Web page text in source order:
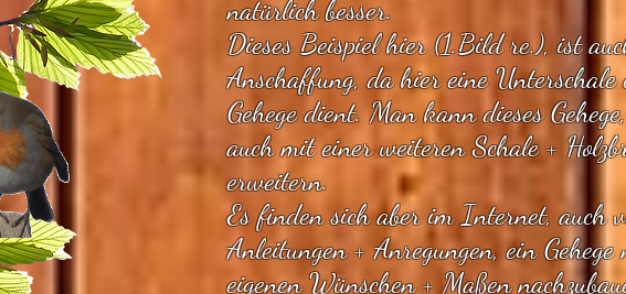
natürlich besser.
Dieses Beispiel hier (1.Bild re.), ist
Anschaffung, da hier eine Unterschale
Gehege dient. Man kann dieses Gehege,
auch mit einer weiteren Schale +
erweitern.
Es finden sich aber im Internet, auch
Anleitungen + Anregungen, ein Gehege
eigenen Wünschen + Maßen